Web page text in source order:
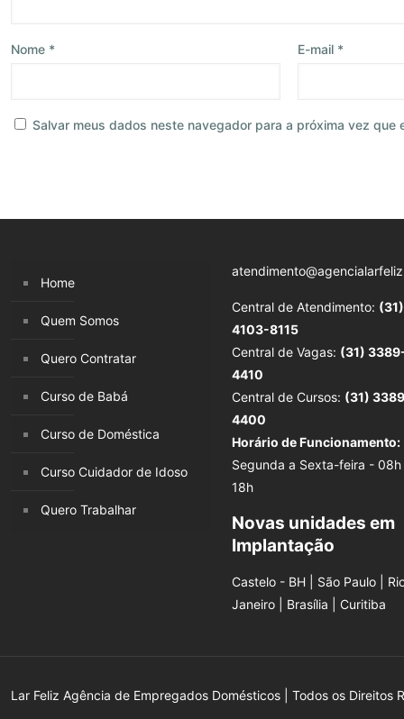
Nome * E-mail *
Salvar meus dados neste navegador para a próxima vez que
Home
Quem Somos
Quero Contratar
Curso de Babá
Curso de Doméstica
Curso Cuidador de Idoso
Quero Trabalhar
Central de Atendimento: (31)
4103-8115
Central de Vagas: (31)
4410
Central de Cursos: (31)
4400
Horário de Funcionamento:
Segunda a Sexta-feira - 08h
18h
Novas unidades em
Implantação
Castelo - BH | São Paulo |
Janeiro | Brasília | Curitiba
Lar Feliz Agência de Empregados Domésticos | Todos os Direitos